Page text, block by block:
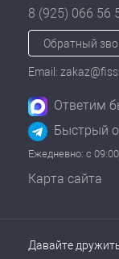
8 (925) 066 56
Обратный
Email:
Ответим
Быстрый
Ежедневно: с
Карта сайта
Давайте